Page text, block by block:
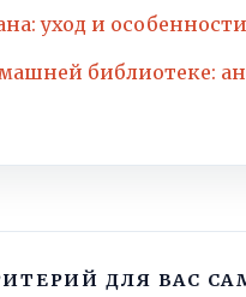
уход и особенности
библиотеке:
ДЛЯ ВАС